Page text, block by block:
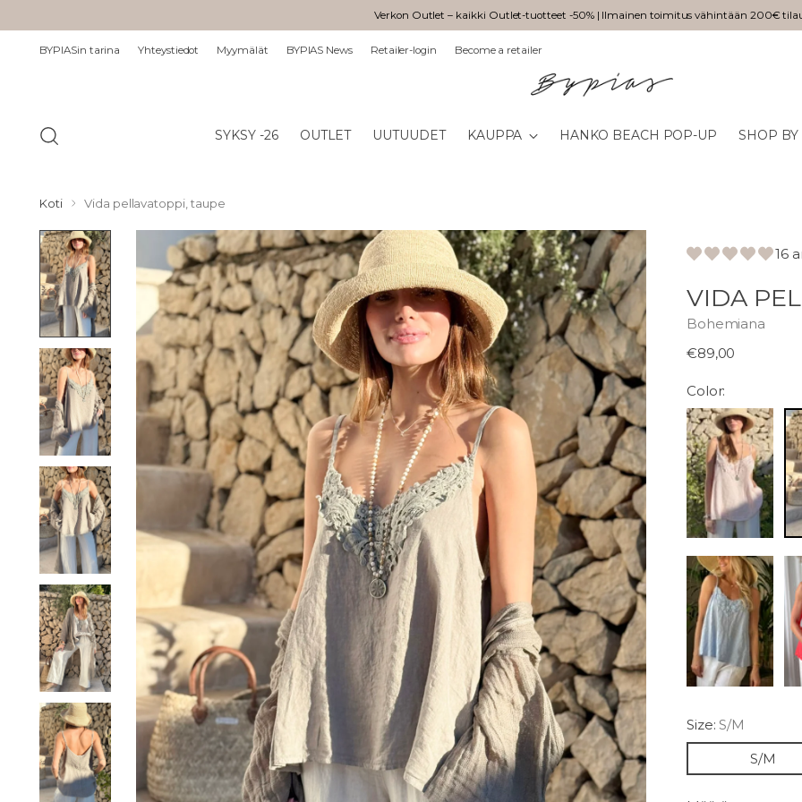
Verkon Outlet – kaikki Outlet-tuotteet -50% | Ilmainen toimitus vähintään 200€
BYPIASin tarina Yhteystiedot Myymälät BYPIAS News Retailer-login Become a retailer
SYKSY -26 OUTLET UUTUUDET KAUPPA HANKO BEACH POP-UP SHOP
Koti Vida pellavatoppi, taupe
16
VIDA
Bohemiana
Normaali
€89,00
Color:
Size:S/M
S/M